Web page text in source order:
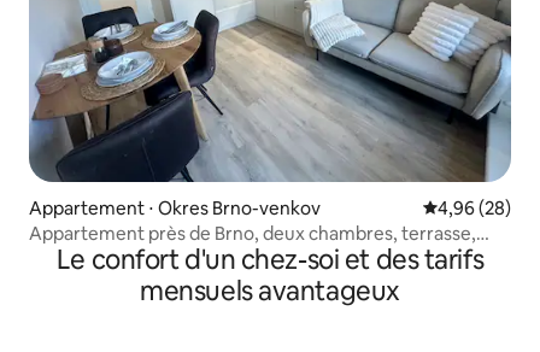
Appartement ⋅ Okres Brno-venkov Évaluation
4,96 (28)
Appartement près de Brno, deux chambres, terrasse,
parking
Le confort d'un chez-soi et des tarifs
mensuels avantageux